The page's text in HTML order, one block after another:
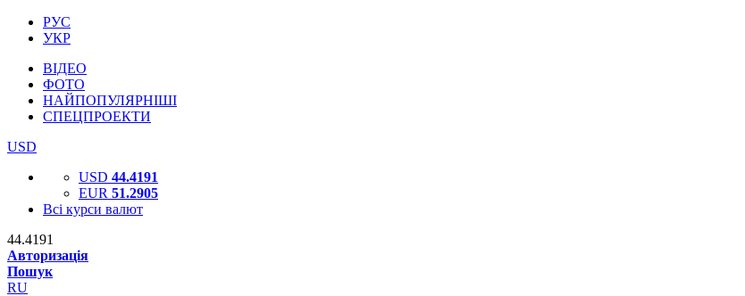
РУС
УКР
ВІДЕО
ФОТО
НАЙПОПУЛЯРНІШІ
СПЕЦПРОЕКТИ
USD
USD 44.4191
EUR 51.2905
Всі курси валют
44.4191
Авторизація
Пошук
RU